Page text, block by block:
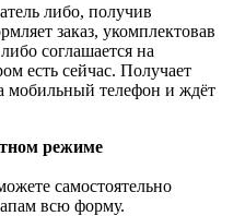
либо, получив
заказ, укомплектовав
соглашается на
есть сейчас. Получает
мобильный телефон и ждёт
режиме
самостоятельно
всю форму.